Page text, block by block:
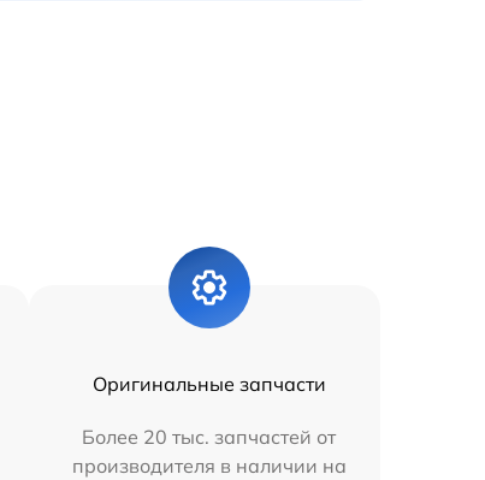
Оригинальные запчасти
Более 20 тыс. запчастей от
производителя в наличии на